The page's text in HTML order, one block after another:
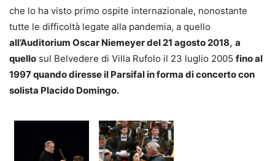
che lo ha visto primo ospite internazionale, nonostante
tutte le difficoltà legate alla pandemia, a quello
all’Auditorium Oscar Niemeyer del 21 agosto 2018, a
quello sul Belvedere di Villa Rufolo il 23 luglio 2005 fino al
1997 quando diresse il Parsifal in forma di concerto con
solista Placido Domingo.